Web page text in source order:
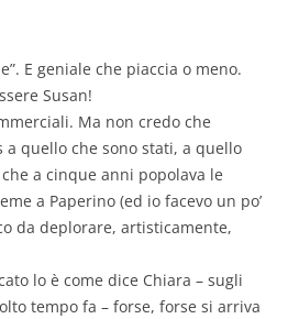
E geniale che piaccia o meno.
Susan!
Ma non credo che
a quello che sono stati, a quello
a cinque anni popolava le
a Paperino (ed io facevo un po’
da deplorare, artisticamente,
lo è come dice Chiara – sugli
tempo fa – forse, forse si arriva